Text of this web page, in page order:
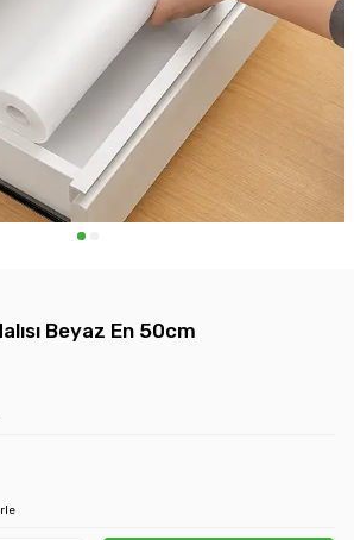
Beyaz En 50cm